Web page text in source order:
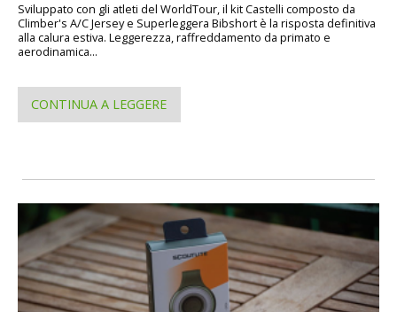
Sviluppato con gli atleti del WorldTour, il kit Castelli composto da
Climber's A/C Jersey e Superleggera Bibshort è la risposta definitiva
alla calura estiva. Leggerezza, raffreddamento da primato e
aerodinamica...
CONTINUA A LEGGERE